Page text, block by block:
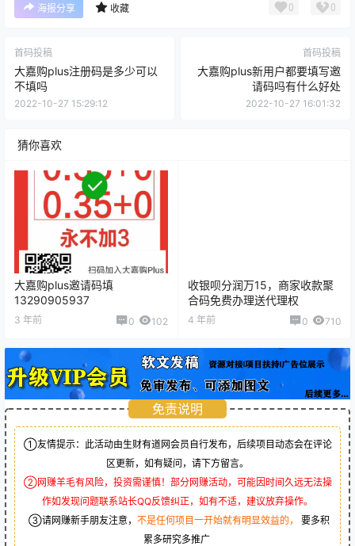
海报分享 收藏 0 0
首码投稿
大嘉购plus注册码是多少可以
不填吗
2022-10-27 15:29:12
首码投稿
大嘉购plus新用户都要填写邀
请码吗有什么好处
2022-10-27 16:01:32
猜你喜欢
大嘉购plus邀请码填
13290905937
3 年前 0 102
收银呗分润万15，商家收款聚
合码免费办理送代理权
4 年前 0 710
免责说明
①友情提示：此活动由生财有道网会员自行发布，后续项目动态会在评论
区更新，如有疑问，请下方留言。
②网赚羊毛有风险，投资需谨慎！部分网赚活动，可能因时间久远无法操
作如发现问题联系站长QQ反馈纠正，如有不适，建议放弃操作。
③请网赚新手朋友注意， 不是任何项目一开始就有明显效益的，
要多积
累多研究多推广